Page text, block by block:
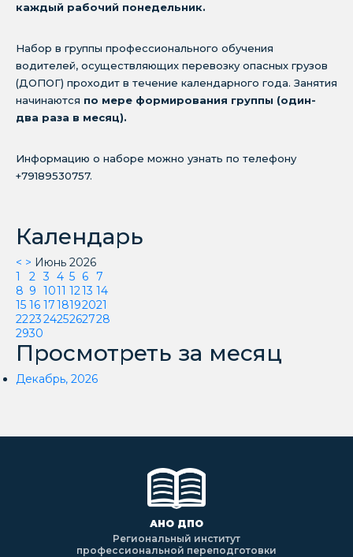
Календарь
< > Июнь 2026
1
2 3 4 5 6
7
8 9 1011 1213 14
15 16 1718192021
22232425262728
2930
Просмотреть за месяц
Декабрь, 2026
каждый рабочий понедельник.
Набор в группы профессионального обучения
водителей, осуществляющих перевозку опасных грузов
(ДОПОГ) проходит в течение календарного года. Занятия
начинаются по мере формирования группы (один-
два раза в месяц).
Информацию о наборе можно узнать по телефону
+79189530757.
АНО ДПО
Региональный институт
профессиональной переподготовки